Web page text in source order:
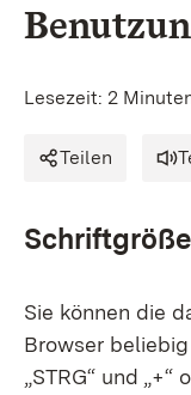
Lesezeit: 2
Teilen
Schriftgröße
Sie können die
Browser
„STRG“ und